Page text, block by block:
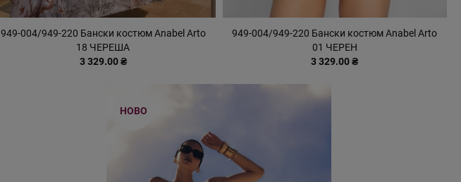
949-004/949-220 Бански костюм Anabel Arto
18 ЧЕРЕША
3 329.00 ₴
949-004/949-220 Бански костюм Anabel Arto
01 ЧЕРЕН
3 329.00 ₴
НОВО